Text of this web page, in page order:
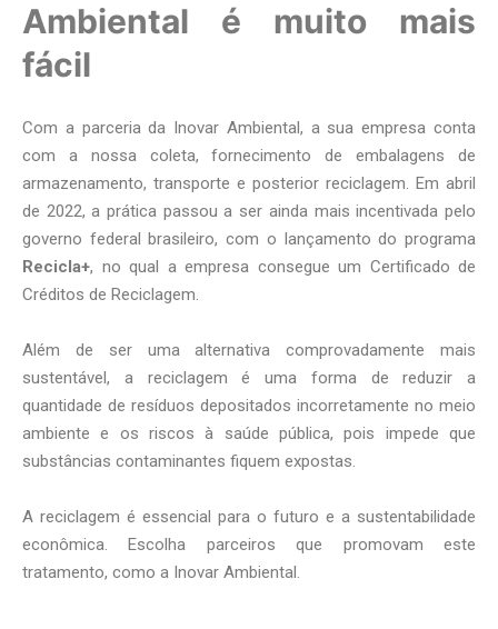
Ambiental é muito mais
fácil
Com a parceria da Inovar Ambiental, a sua empresa conta
com a nossa coleta, fornecimento de embalagens de
armazenamento, transporte e posterior reciclagem. Em abril
de 2022, a prática passou a ser ainda mais incentivada pelo
governo federal brasileiro, com o lançamento do programa
Recicla+, no qual a empresa consegue um Certificado de
Créditos de Reciclagem.
Além de ser uma alternativa comprovadamente mais
sustentável, a reciclagem é uma forma de reduzir a
quantidade de resíduos depositados incorretamente no meio
ambiente e os riscos à saúde pública, pois impede que
substâncias contaminantes fiquem expostas.
A reciclagem é essencial para o futuro e a sustentabilidade
econômica. Escolha parceiros que promovam este
tratamento, como a Inovar Ambiental.